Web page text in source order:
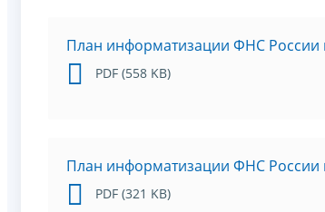
План информатизации ФНС России
PDF (558 KB)
План информатизации ФНС России
PDF (321 KB)